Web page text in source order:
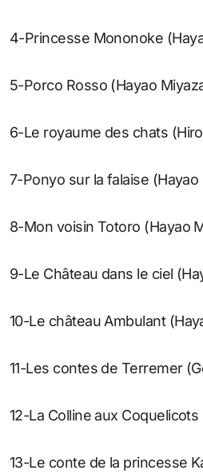
4-Princesse Mononoke
5-Porco Rosso (Hayao
6-Le royaume des chats
7-Ponyo sur la falaise (Hayao
8-Mon voisin Totoro (Hayao
9-Le Château dans le ciel
10-Le château Ambulant
11-Les contes de Terremer
12-La Colline aux Coquelicots
13-Le conte de la princesse